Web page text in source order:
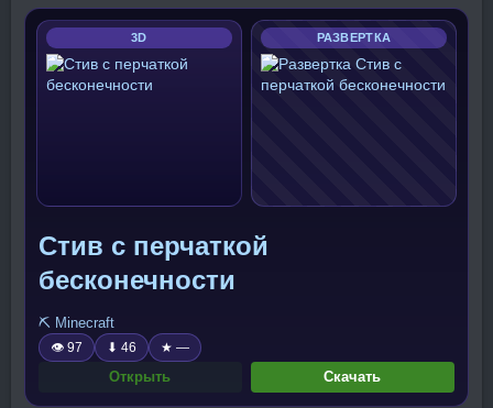
3D РАЗВЕРТКА
Стив с перчаткой
бесконечности
⛏️ Minecraft
👁 97 ⬇ 46 ★ —
Открыть Скачать